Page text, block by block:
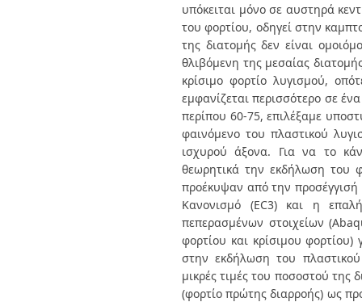
υπόκειται μόνο σε αυστηρά
του φορτίου, οδηγεί στην
της διατομής δεν είναι
θλιβόμενη της μεσαίας
κρίσιμο φορτίο λυγισμού,
εμφανίζεται περισσότερο σε
περίπου 60-75, επιλέξαμε
φαινόμενο του πλαστικού
ισχυρού άξονα. Για να το
θεωρητικά την εκδήλωση του
προέκυψαν από την προσέγγισή
Κανονισμό (EC3) και η
πεπερασμένων στοιχείων
φορτίου και κρίσιμου
στην εκδήλωση του
μικρές τιμές του ποσοστού της
(φορτίο πρώτης διαρροής) ως